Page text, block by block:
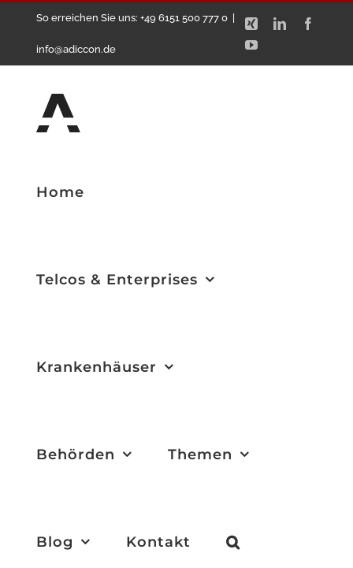
springen
So erreichen Sie uns: +49 6151 500 777 0
info@adiccon.de
Xing LinkedIn
YouTube
Home
Telcos & Enterprises
Krankenhäuser
Behörden Themen
Blog Kontakt